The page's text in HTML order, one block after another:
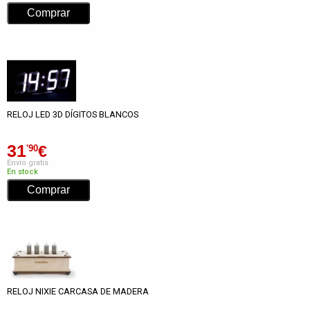
RELOJ LED 3D DÍGITOS BLANCOS
31'90€
Envío gratis
En stock
RELOJ NIXIE CARCASA DE MADERA